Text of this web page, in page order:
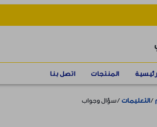
المنتجات اتصل بنا
التعليمات سؤال وجواب